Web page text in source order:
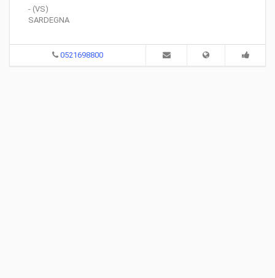
- (VS)
SARDEGNA
0521698800